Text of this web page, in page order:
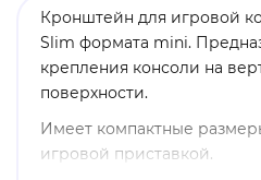
Кронштейн для игровой
Slim формата mini.
крепления консоли на
поверхности.
Имеет компактные
игровой приставкой.